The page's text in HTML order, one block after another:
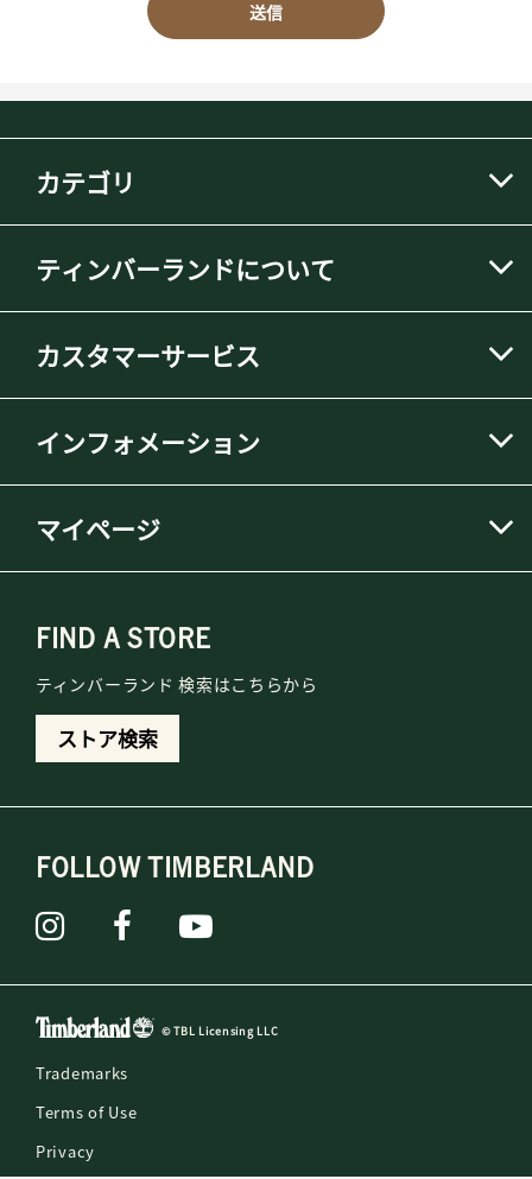
送信
カテゴリ
ティンバーランドについて
カスタマーサービス
インフォメーション
マイページ
FIND A STORE
ティンバーランド 検索はこちらから
ストア検索
FOLLOW TIMBERLAND
© TBL Licensing LLC
Trademarks
Terms of Use
Privacy